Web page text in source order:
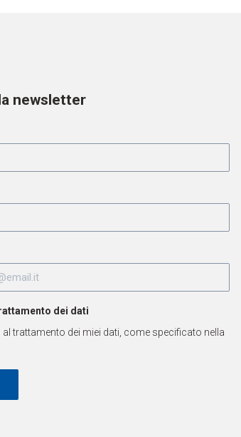
newsletter
dei dati
trattamento dei miei dati, come specificato nella